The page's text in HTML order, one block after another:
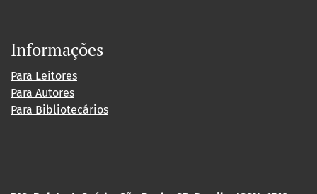
Informações
Para Leitores
Para Autores
Para Bibliotecários